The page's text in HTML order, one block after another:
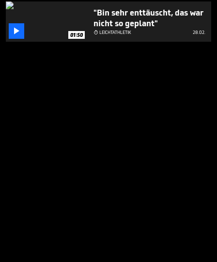
 01:50
"Bin sehr enttäuscht, das war
nicht so geplant"
 LEICHTATHLETIK 28.02.